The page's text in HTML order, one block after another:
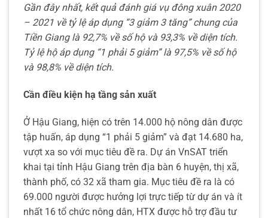
Gần đây nhất, kết quả đánh giá vụ đông xuân 2020
– 2021 về tỷ lệ áp dụng “3 giảm 3 tăng” chung của
Tiền Giang là 92,7% về số hộ và 93,3% về diện tích.
Tỷ lệ hộ áp dụng “1 phải 5 giảm” là 97,5% về số hộ
và 98,8% về diện tích.
Cần điều kiện hạ tầng sản xuất
Ở Hậu Giang, hiện có trên 14.000 hộ nông dân được
tập huấn, áp dụng “1 phải 5 giảm” và đạt 14.680 ha,
vượt xa so với mục tiêu đề ra. Dự án VnSAT triển
khai tại tỉnh Hậu Giang trên địa bàn 6 huyện, thị xã,
thành phố, có 32 xã tham gia. Mục tiêu đề ra là có
69.000 người được hưởng lợi trực tiếp từ dự án và ít
nhất 16 tổ chức nông dân, HTX được hỗ trợ đầu tư